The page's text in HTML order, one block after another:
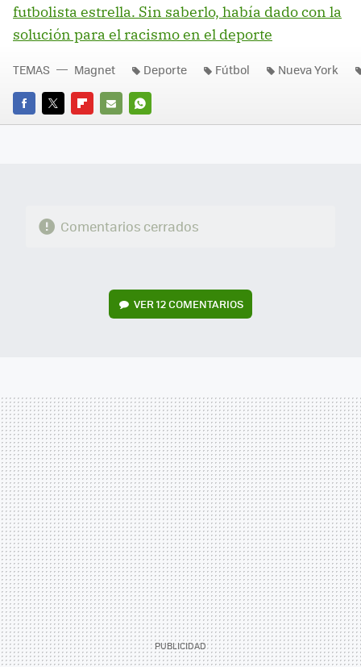
futbolista estrella. Sin saberlo, había dado con la
solución para el racismo en el deporte
FACEBOOK
TWITTERFLIPBOARD
E-
WHATSAPP
TEMAS Magnet Deporte Fútbol Nueva York
Comentarios cerrados
VER12 COMENTARIOS